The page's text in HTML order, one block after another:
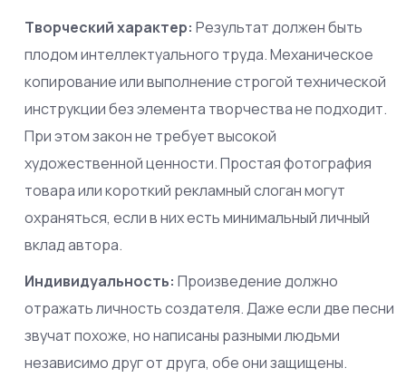
Творческий характер: Результат должен быть
плодом интеллектуального труда. Механическое
копирование или выполнение строгой технической
инструкции без элемента творчества не подходит.
При этом закон не требует высокой
художественной ценности. Простая фотография
товара или короткий рекламный слоган могут
охраняться, если в них есть минимальный личный
вклад автора.
Индивидуальность: Произведение должно
отражать личность создателя. Даже если две песни
звучат похоже, но написаны разными людьми
независимо друг от друга, обе они защищены.